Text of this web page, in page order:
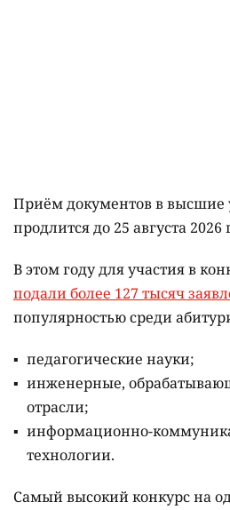
Приём документов в высшие
продлится до 25 августа 2026
В этом году для участия в
подали более 127 тысяч
популярностью среди
педагогические науки;
инженерные,
отрасли;
информационно-
технологии.
Самый высокий конкурс на